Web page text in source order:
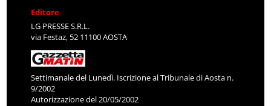
Editore
LG PRESSE S.R.L.
via Festaz, 52 11100 AOSTA
Settimanale del Lunedì. Iscrizione al Tribunale di Aosta n.
9/2002
Autorizzazione del 20/05/2002